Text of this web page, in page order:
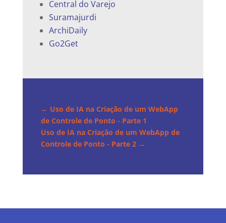
Central do Varejo
Suramajurdi
ArchiDaily
Go2Get
← Uso de IA na Criação de um WebApp
de Controle de Ponto - Parte 1
Uso de IA na Criação de um WebApp de
Controle de Ponto - Parte 2→